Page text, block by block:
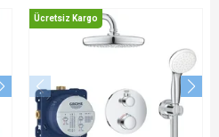
Ücretsiz Kargo